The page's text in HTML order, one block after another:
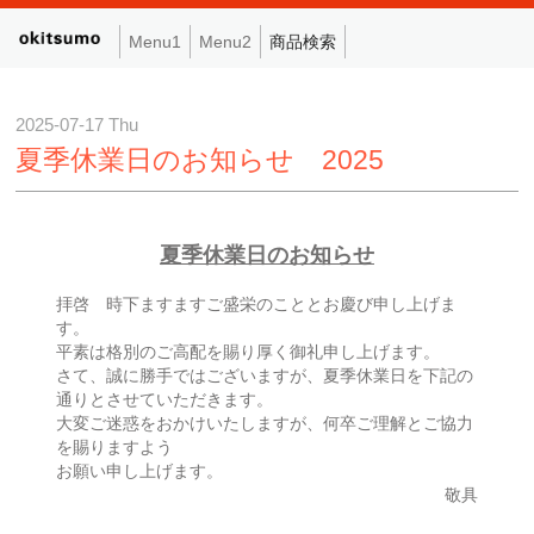
Menu1 Menu2 商品検索
2025-07-17 Thu
夏季休業日のお知らせ 2025
夏季休業日のお知らせ
拝啓 時下ますますご盛栄のこととお慶び申し上げま
す。
平素は格別のご高配を賜り厚く御礼申し上げます。
さて、誠に勝手ではございますが、夏季休業日を下記の
通りとさせていただきます。
大変ご迷惑をおかけいたしますが、何卒ご理解とご協力
を賜りますよう
お願い申し上げます。
敬具